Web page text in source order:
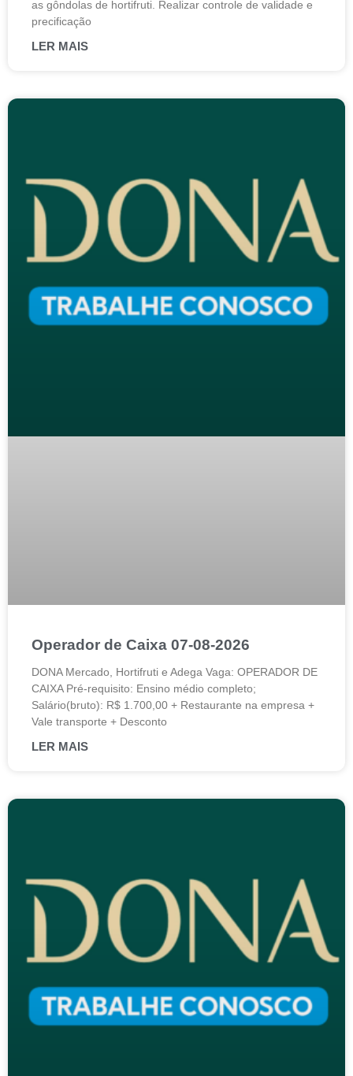
as gôndolas de hortifruti. Realizar controle de validade e
precificação
LER MAIS
Operador de Caixa 07-08-2026
DONA Mercado, Hortifruti e Adega Vaga: OPERADOR DE
CAIXA Pré-requisito: Ensino médio completo;
Salário(bruto): R$ 1.700,00 + Restaurante na empresa +
Vale transporte + Desconto
LER MAIS